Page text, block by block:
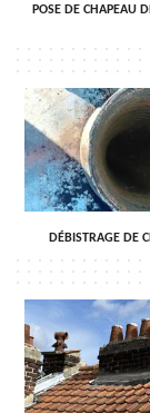
POSE DE CHAPEAU
DÉBISTRAGE DE